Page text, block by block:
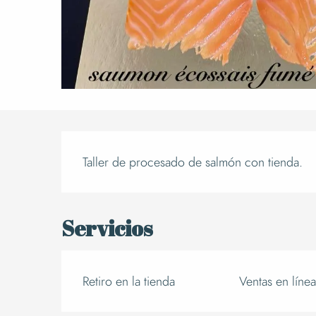
Taller de procesado de salmón con tienda.
Servicios
Retiro en la tienda Ventas en línea